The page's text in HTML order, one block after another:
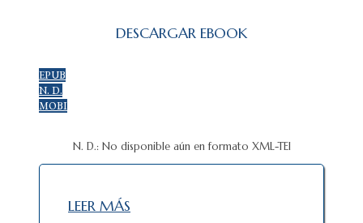
DESCARGAR EBOOK
EPUB
N. D.
MOBI
N. D.: No disponible aún en formato XML-TEI
LEER MÁS